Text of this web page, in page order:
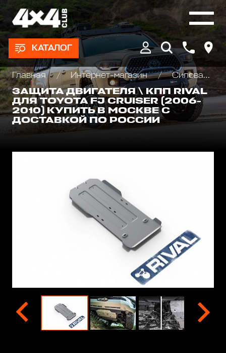
КАТАЛОГ
Главная Интернет-магазин
Силовая защита днища для внедорожников
ЗАЩИТА ДВИГАТЕЛЯ \ КПП RIVAL
ДЛЯ TOYOTA FJ CRUISER (2006-
2010) КУПИТЬ В МОСКВЕ С
ДОСТАВКОЙ ПО РОССИИ